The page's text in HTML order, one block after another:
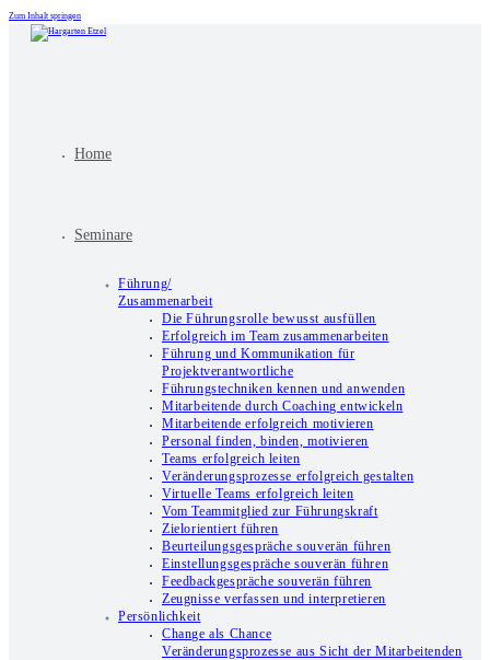
Zum Inhalt springen
Home
Seminare
Führung/
Zusammenarbeit
Die Führungsrolle bewusst ausfüllen
Erfolgreich im Team zusammenarbeiten
Führung und Kommunikation für
Projektverantwortliche
Führungstechniken kennen und anwenden
Mitarbeitende durch Coaching entwickeln
Mitarbeitende erfolgreich motivieren
Personal finden, binden, motivieren
Teams erfolgreich leiten
Veränderungsprozesse erfolgreich gestalten
Virtuelle Teams erfolgreich leiten
Vom Teammitglied zur Führungskraft
Zielorientiert führen
Beurteilungsgespräche souverän führen
Einstellungsgespräche souverän führen
Feedbackgespräche souverän führen
Zeugnisse verfassen und interpretieren
Persönlichkeit
Change als Chance
Veränderungsprozesse aus Sicht der Mitarbeitenden